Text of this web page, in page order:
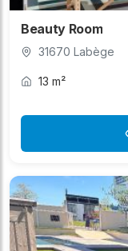
Beauty Room
31670 Labège
13 m²